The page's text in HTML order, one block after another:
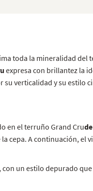
toda la mineralidad del
expresa con brillantez la
su verticalidad y su estilo
en el terruño Grand Cru
cepa. A continuación, el
, con un estilo depurado